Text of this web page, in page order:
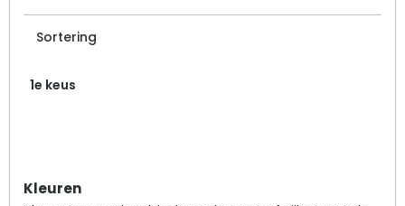
Sortering
1e keus
Kleuren